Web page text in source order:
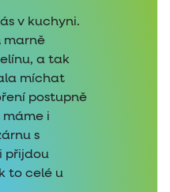
v kuchyni.
marně
a tak
míchat
postupně
i
s
přijdou
to celé u